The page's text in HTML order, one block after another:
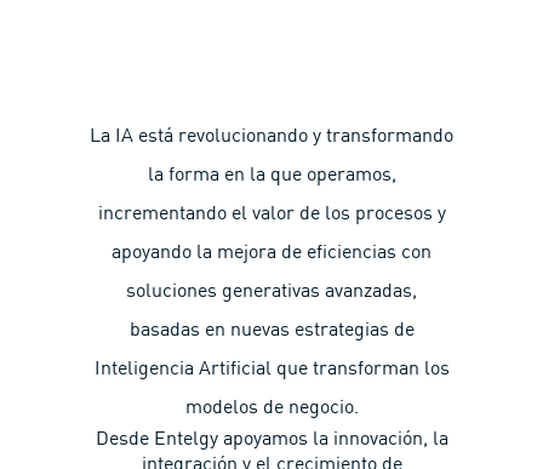
La IA está revolucionando y transformando
la forma en la que operamos,
incrementando el valor de los procesos y
apoyando la mejora de eficiencias con
soluciones generativas avanzadas,
basadas en nuevas estrategias de
Inteligencia Artificial que transforman los
modelos de negocio.
Desde Entelgy apoyamos la innovación, la
integración y el crecimiento de